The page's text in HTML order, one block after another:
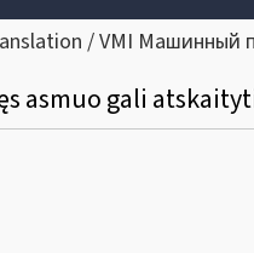
/ VMI Машинный
asmuo gali